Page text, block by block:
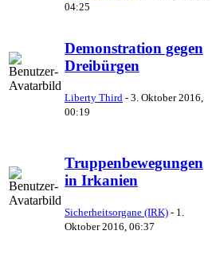
04:25
Demonstration gegen
Dreibürgen
Liberty Third - 3. Oktober 2016,
00:19
Truppenbewegungen
in Irkanien
Sicherheitsorgane (IRK) - 1.
Oktober 2016, 06:37